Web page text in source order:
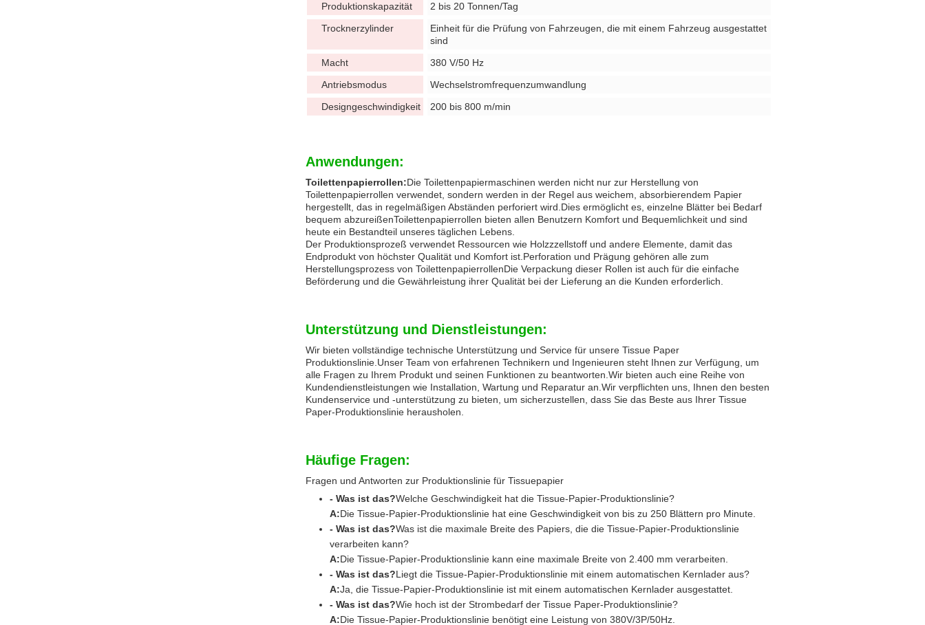
Produktionskapazität
2 bis 20 Tonnen/Tag
Trocknerzylinder
Einheit für die Prüfung von Fahrzeugen, die mit einem Fahrzeug ausgestattet
sind
Macht
380 V/50 Hz
Antriebsmodus
Wechselstromfrequenzumwandlung
Designgeschwindigkeit
200 bis 800 m/min
Anwendungen:
Toilettenpapierrollen:Die Toilettenpapiermaschinen werden nicht nur zur Herstellung von
Toilettenpapierrollen verwendet, sondern werden in der Regel aus weichem, absorbierendem Papier
hergestellt, das in regelmäßigen Abständen perforiert wird.Dies ermöglicht es, einzelne Blätter bei Bedarf
bequem abzureißenToilettenpapierrollen bieten allen Benutzern Komfort und Bequemlichkeit und sind
heute ein Bestandteil unseres täglichen Lebens.
Der Produktionsprozeß verwendet Ressourcen wie Holzzzellstoff und andere Elemente, damit das
Endprodukt von höchster Qualität und Komfort ist.Perforation und Prägung gehören alle zum
Herstellungsprozess von ToilettenpapierrollenDie Verpackung dieser Rollen ist auch für die einfache
Beförderung und die Gewährleistung ihrer Qualität bei der Lieferung an die Kunden erforderlich.
Unterstützung und Dienstleistungen:
Wir bieten vollständige technische Unterstützung und Service für unsere Tissue Paper
Produktionslinie.Unser Team von erfahrenen Technikern und Ingenieuren steht Ihnen zur Verfügung, um
alle Fragen zu Ihrem Produkt und seinen Funktionen zu beantworten.Wir bieten auch eine Reihe von
Kundendienstleistungen wie Installation, Wartung und Reparatur an.Wir verpflichten uns, Ihnen den besten
Kundenservice und -unterstützung zu bieten, um sicherzustellen, dass Sie das Beste aus Ihrer Tissue
Paper-Produktionslinie herausholen.
Häufige Fragen:
Fragen und Antworten zur Produktionslinie für Tissuepapier
- Was ist das?Welche Geschwindigkeit hat die Tissue-Papier-Produktionslinie?
A:Die Tissue-Papier-Produktionslinie hat eine Geschwindigkeit von bis zu 250 Blättern pro Minute.
- Was ist das?Was ist die maximale Breite des Papiers, die die Tissue-Papier-Produktionslinie
verarbeiten kann?
A:Die Tissue-Papier-Produktionslinie kann eine maximale Breite von 2.400 mm verarbeiten.
- Was ist das?Liegt die Tissue-Papier-Produktionslinie mit einem automatischen Kernlader aus?
A:Ja, die Tissue-Papier-Produktionslinie ist mit einem automatischen Kernlader ausgestattet.
- Was ist das?Wie hoch ist der Strombedarf der Tissue Paper-Produktionslinie?
A:Die Tissue-Papier-Produktionslinie benötigt eine Leistung von 380V/3P/50Hz.